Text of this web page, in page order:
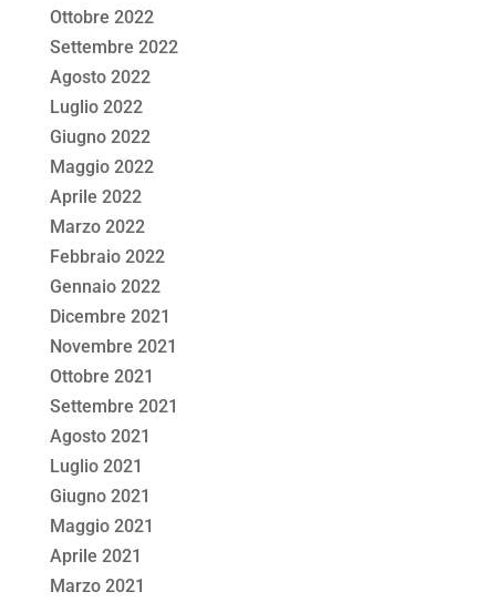
Ottobre 2022
Settembre 2022
Agosto 2022
Luglio 2022
Giugno 2022
Maggio 2022
Aprile 2022
Marzo 2022
Febbraio 2022
Gennaio 2022
Dicembre 2021
Novembre 2021
Ottobre 2021
Settembre 2021
Agosto 2021
Luglio 2021
Giugno 2021
Maggio 2021
Aprile 2021
Marzo 2021